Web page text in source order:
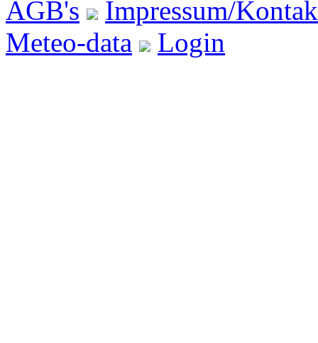
AGB's
Impressum/
Meteo-data
Login